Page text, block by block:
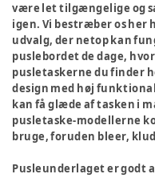
være let tilgængelige og
igen. Vi bestræber os her
udvalg, der netop kan
puslebordet de dage,
pusletaskerne du finder
design med høj
kan få glæde af tasken i
pusletaske-modellerne
bruge, foruden bleer,
Pusleunderlaget er godt